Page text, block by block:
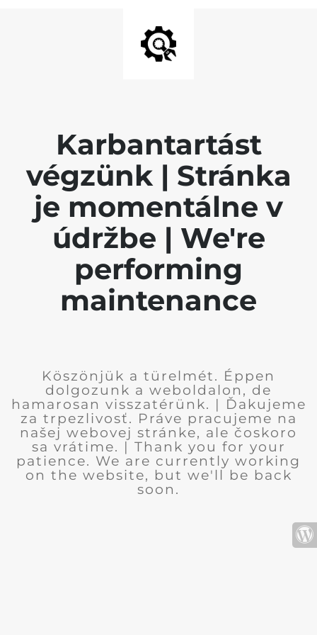
Karbantartást
végzünk | Stránka
je momentálne v
údržbe | We're
performing
maintenance
Köszönjük a türelmét. Éppen
dolgozunk a weboldalon, de
hamarosan visszatérünk. | Ďakujeme
za trpezlivosť. Práve pracujeme na
našej webovej stránke, ale čoskoro
sa vrátime. | Thank you for your
patience. We are currently working
on the website, but we'll be back
soon.